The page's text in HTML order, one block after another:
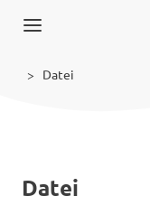
Datei
Datei